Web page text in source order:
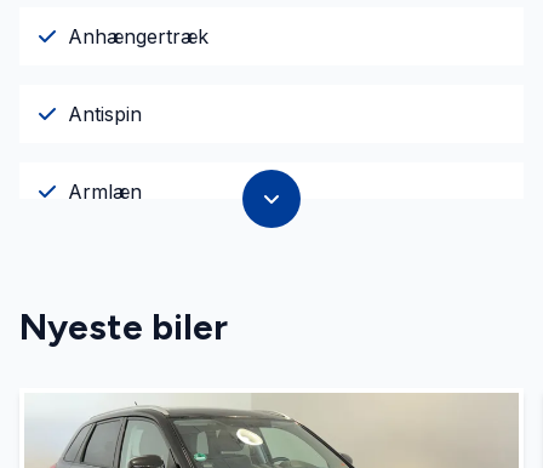
Anhængertræk
Antispin
Armlæn
Dæktryksystem
El-ruder x4
Nyeste biler